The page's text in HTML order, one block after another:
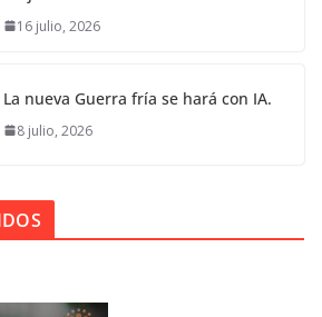
16 julio, 2026
La nueva Guerra fría se hará con IA.
8 julio, 2026